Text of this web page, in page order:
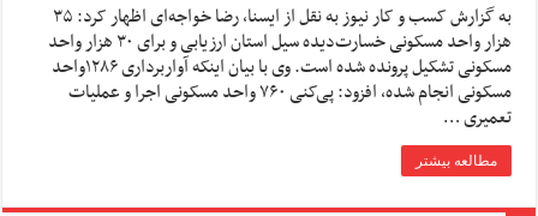
به گزارش کسب و کار نیوز به نقل از ایسنا, رضا خواجه‌ای اظهار کرد: ۳۵
هزار واحد مسکونی خسارت‌دیده سیل استان ارزیابی و برای ۳۰ هزار واحد
مسکونی تشکیل پرونده شده است. وی با بیان اینکه آواربرداری ۱۲۸۶واحد
مسکونی انجام شده، افزود: پی‌کنی ۷۶۰ واحد مسکونی اجرا و عملیات
تعمیری …
مطالعه بیشتر